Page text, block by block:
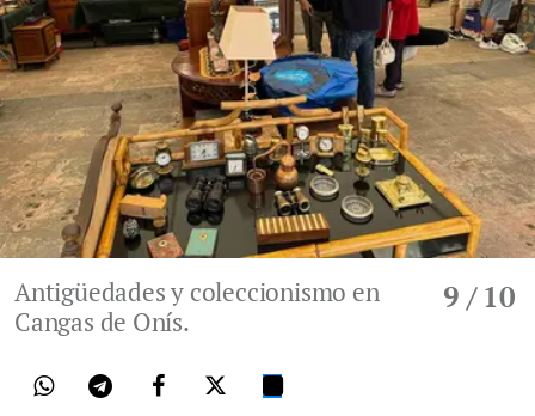
9 / 10
Antigüedades y coleccionismo en
Cangas de Onís.